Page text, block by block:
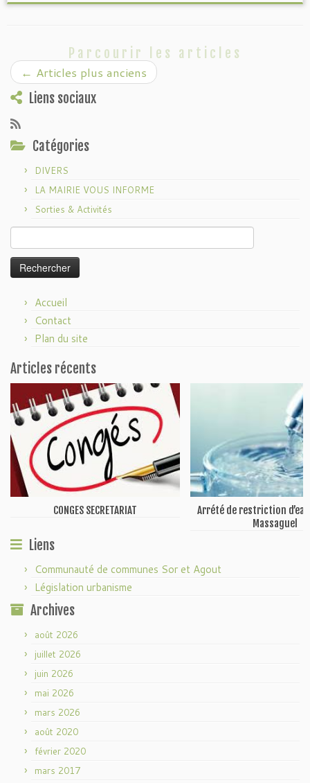
Parcourir les articles
← Articles plus anciens
Liens sociaux
Catégories
DIVERS
LA MAIRIE VOUS INFORME
Sorties & Activités
Accueil
Contact
Plan du site
Articles récents
CONGES SECRETARIAT
Arrété de restriction
Massaguel
Liens
Communauté de communes Sor et Agout
Législation urbanisme
Archives
août 2026
juillet 2026
juin 2026
mai 2026
mars 2026
août 2020
février 2020
mars 2017